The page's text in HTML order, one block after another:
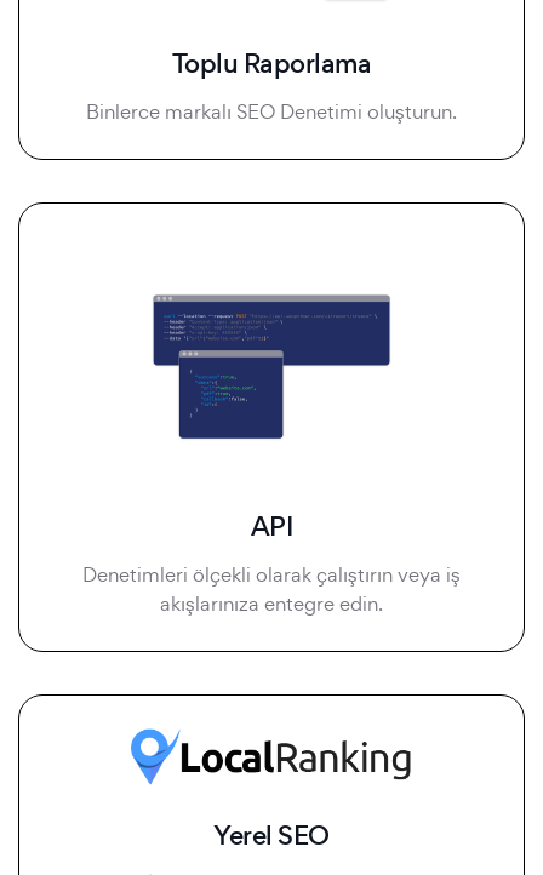
Toplu Raporlama
Binlerce markalı SEO Denetimi oluşturun.
API
Denetimleri ölçekli olarak çalıştırın veya iş
akışlarınıza entegre edin.
Yerel SEO